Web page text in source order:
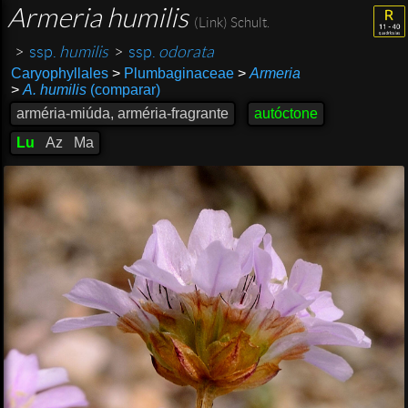
Armeria humilis (Link) Schult.
> ssp. humilis> ssp. odorata
Caryophyllales >Plumbaginaceae > Armeria
> A. humilis(comparar)
arméria-miúda, arméria-fragrante
autóctone
Lu
Az Ma